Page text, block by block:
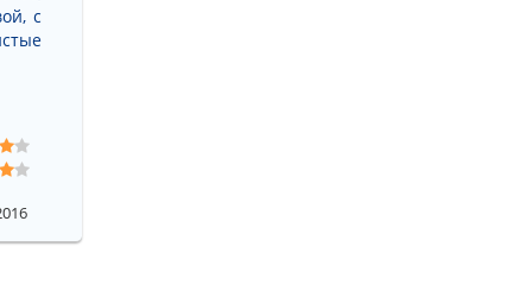
с